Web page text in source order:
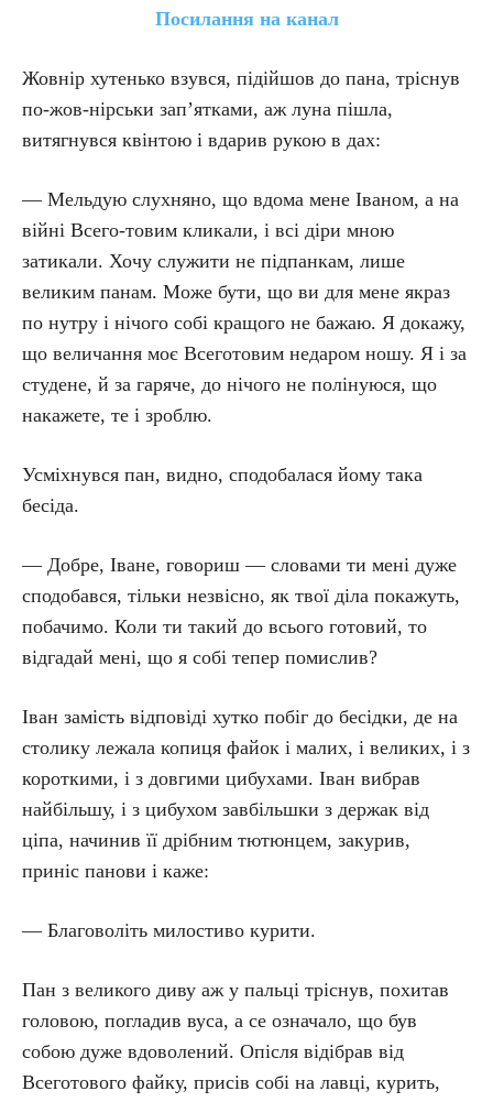
Посилання на канал
Жовнір хутенько взувся, підійшов до пана, тріснув
по-жов-нірськи зап’ятками, аж луна пішла,
витягнувся квінтою і вдарив рукою в дах:
— Мельдую слухняно, що вдома мене Іваном, а на
війні Всего-товим кликали, і всі діри мною
затикали. Хочу служити не підпанкам, лише
великим панам. Може бути, що ви для мене якраз
по нутру і нічого собі кращого не бажаю. Я докажу,
що величання моє Всеготовим недаром ношу. Я і за
студене, й за гаряче, до нічого не полінуюся, що
накажете, те і зроблю.
Усміхнувся пан, видно, сподобалася йому така
бесіда.
— Добре, Іване, говориш — словами ти мені дуже
сподобався, тільки незвісно, як твої діла покажуть,
побачимо. Коли ти такий до всього готовий, то
відгадай мені, що я собі тепер помислив?
Іван замість відповіді хутко побіг до бесідки, де на
столику лежала копиця файок і малих, і великих, і з
короткими, і з довгими цибухами. Іван вибрав
найбільшу, і з цибухом завбільшки з держак від
ціпа, начинив її дрібним тютюнцем, закурив,
приніс панови і каже:
— Благоволіть милостиво курити.
Пан з великого диву аж у пальці тріснув, похитав
головою, погладив вуса, а се означало, що був
собою дуже вдоволений. Опісля відібрав від
Всеготового файку, присів собі на лавці, курить,